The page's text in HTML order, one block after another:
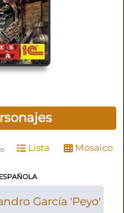
Lista Mosaico
García 'Peyo'